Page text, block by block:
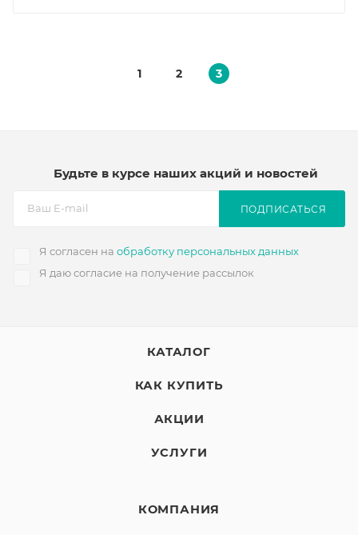
1 2 3
Будьте в курсе наших акций и новостей
Я согласен на обработку персональных данных
Я даю согласие на получение рассылок
ПОДПИСАТЬСЯ
КАТАЛОГ
КАК КУПИТЬ
АКЦИИ
УСЛУГИ
КОМПАНИЯ